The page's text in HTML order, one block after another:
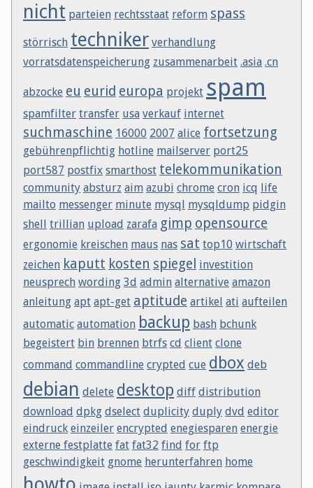
nicht parteien rechtsstaat reform spass
störrisch techniker verhandlung
vorratsdatenspeicherung zusammenarbeit .asia .cn
abzocke eu eurid europa projekt spam
spamfilter transfer usa verkauf internet
suchmaschine 16000 2007 alice fortsetzung
gebührenpflichtig hotline mailserver port25
port587 postfix smarthost telekommunikation
community absturz aim azubi chrome cron icq life
mailto messenger minute mysql mysqldump pidgin
shell
trillian upload zarafa gimp opensource
ergonomie kreischen maus nas sat top10 wirtschaft
zeichen kaputt kosten spiegel investition
neusprech wording 3d admin alternative amazon
anleitung apt apt-get aptitude artikel ati aufteilen
automatic automation backup bash bchunk
begeistert bin brennen btrfs cd client clone
command commandline crypted cue dbox deb
debian delete desktop diff distribution
download dpkg dselect duplicity duply dvd editor
eindruck einzeiler encrypted enegiesparen energie
externe festplatte fat fat32 find for ftp
geschwindigkeit gnome herunterfahren home